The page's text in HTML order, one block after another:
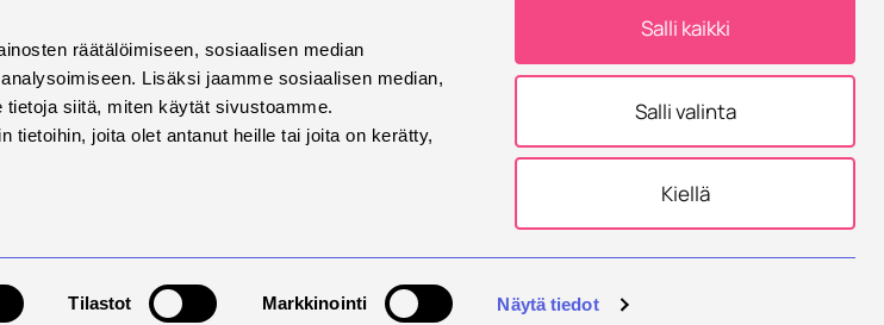
räätälöimiseen, sosiaalisen median
Lisäksi jaamme sosiaalisen median,
siitä, miten käytät sivustoamme.
tietoihin, joita olet antanut heille tai joita on kerätty,
Tilastot Markkinointi Näytä tiedot
Salli kaikki
Salli valinta
Kiellä
Eurooppalainen yliopisto
Eurooppalainen yliopisto -
allianssissa.